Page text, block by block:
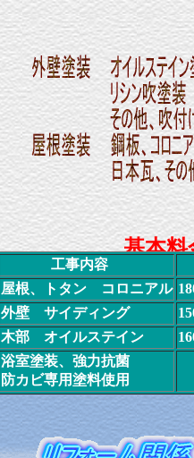
基本料
工事内容
屋根、トタン コロニアル
外壁 サイディング
木部 オイルステイン
浴室塗装、強力抗菌
防カビ専用塗料使用